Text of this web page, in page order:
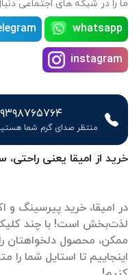
خرید از امیقا یعنی
در امیقا، خرید پیرسینگ
لذت‌بخش است! با چند
ممکن، محصول دلخواهتان
اینجاییم تا استایل شما را
ما را در شبکه های اجتماعی
whatsapp
instagram
منتظر صدای گرم شما